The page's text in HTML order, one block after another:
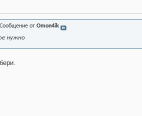
Сообщение от Omon4ik
нужно